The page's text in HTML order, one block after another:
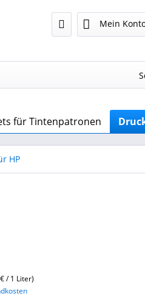
Mein
für Tintenpatronen
HP
/ 1 Liter)